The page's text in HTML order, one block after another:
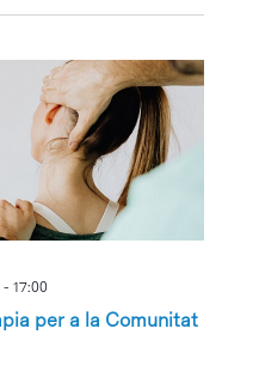
búsqueda
y
vistas
de
Eventos
vistas
Evento
per a la Comunitat
-17:00